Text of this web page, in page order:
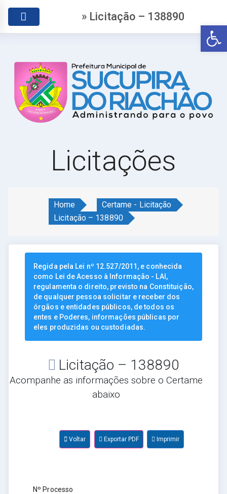
» Licitação – 138890
Licitações
Home
Certame - Licitação
Licitação – 138890
Regida pela Lei nº 12.527/2011, e conhecida
como Lei de Acesso à Informação - LAI,
regulamenta o direito, previsto na Constituição,
de qualquer pessoa solicitar e receber dos
órgãos e entidades públicos, de todos os
entes e Poderes, informações públicas por
eles produzidas ou custodiadas.
Licitação – 138890
Acompanhe as informações sobre o Certame
abaixo
Voltar Exportar PDF Imprimir
Nº Processo